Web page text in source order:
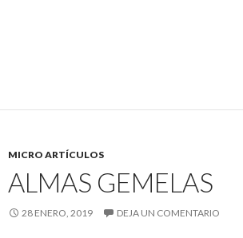
MICRO ARTÍCULOS
ALMAS GEMELAS
28 ENERO, 2019 DEJA UN COMENTARIO